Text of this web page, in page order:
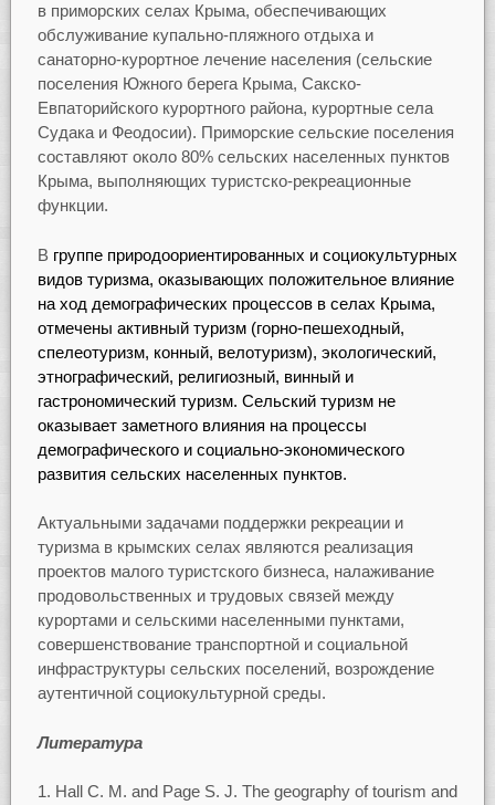
в приморских селах Крыма, обеспечивающих
обслуживание купально-пляжного отдыха и
санаторно-курортное лечение населения (сельские
поселения Южного берега Крыма, Сакско-
Евпаторийского курортного района, курортные села
Судака и Феодосии). Приморские сельские поселения
составляют около 80% сельских населенных пунктов
Крыма, выполняющих туристско-рекреационные
функции.
В группе природоориентированных и социокультурных
видов туризма, оказывающих положительное влияние
на ход демографических процессов в селах Крыма,
отмечены активный туризм (горно-пешеходный,
спелеотуризм, конный, велотуризм), экологический,
этнографический, религиозный, винный и
гастрономический туризм. Сельский туризм не
оказывает заметного влияния на процессы
демографического и социально-экономического
развития сельских населенных пунктов.
Актуальными задачами поддержки рекреации и
туризма в крымских селах являются реализация
проектов малого туристского бизнеса, налаживание
продовольственных и трудовых связей между
курортами и сельскими населенными пунктами,
совершенствование транспортной и социальной
инфраструктуры сельских поселений, возрождение
аутентичной социокультурной среды.
Литература
Hall C. M. and Page S. J. The geography of tourism and